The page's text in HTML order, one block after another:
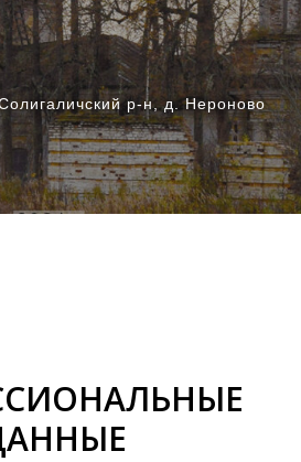
р-н, д. Нероново